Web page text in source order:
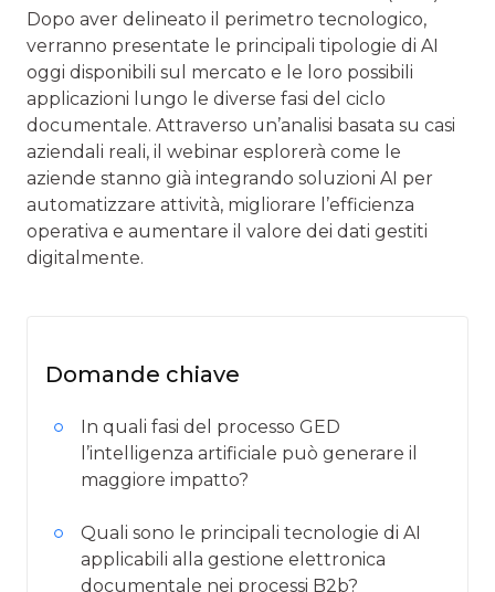
Dopo aver delineato il perimetro tecnologico,
verranno presentate le principali tipologie di AI
oggi disponibili sul mercato e le loro possibili
applicazioni lungo le diverse fasi del ciclo
documentale. Attraverso un’analisi basata su casi
aziendali reali, il webinar esplorerà come le
aziende stanno già integrando soluzioni AI per
automatizzare attività, migliorare l’efficienza
operativa e aumentare il valore dei dati gestiti
digitalmente.
Domande chiave
In quali fasi del processo GED
l’intelligenza artificiale può generare il
maggiore impatto?
Quali sono le principali tecnologie di AI
applicabili alla gestione elettronica
documentale nei processi B2b?